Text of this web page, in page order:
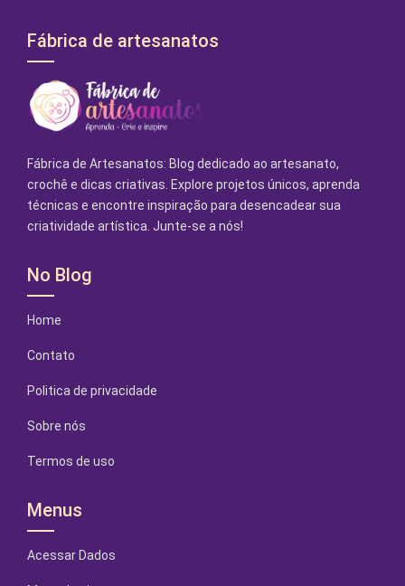
Fábrica de artesanatos
Fábrica de Artesanatos: Blog dedicado ao artesanato,
crochê e dicas criativas. Explore projetos únicos, aprenda
técnicas e encontre inspiração para desencadear sua
criatividade artística. Junte-se a nós!
No Blog
Home
Contato
Politica de privacidade
Sobre nós
Termos de uso
Menus
Acessar Dados